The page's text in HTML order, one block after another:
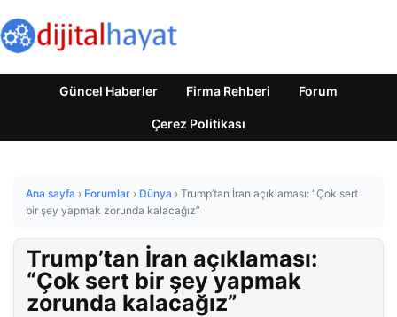
Güncel Haberler Firma Rehberi Forum
Çerez Politikası
Ana sayfa › Forumlar › Dünya › Trump’tan İran açıklaması: “Çok sert
bir şey yapmak zorunda kalacağız”
Trump’tan İran açıklaması:
“Çok sert bir şey yapmak
zorunda kalacağız”